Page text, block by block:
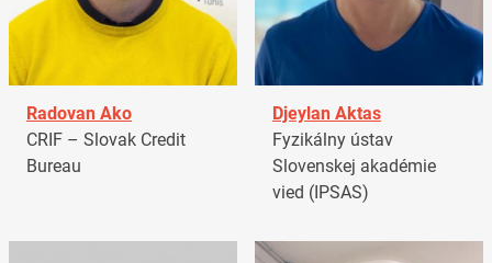
Radovan Ako
CRIF – Slovak Credit
Bureau
Djeylan Aktas
Fyzikálny ústav
Slovenskej akadémie
vied (IPSAS)